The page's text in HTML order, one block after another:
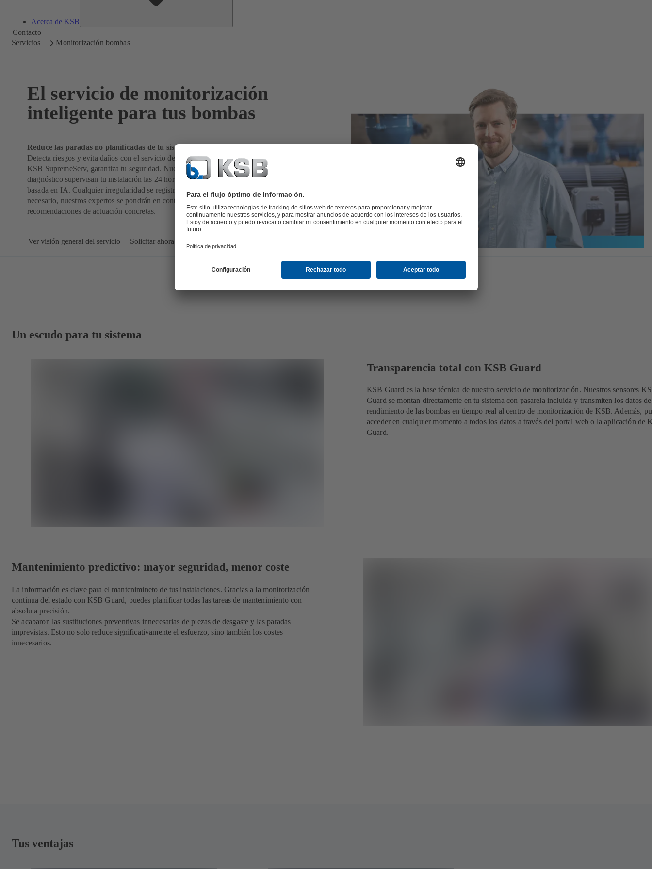
Acerca de KSB
Contacto
Servicios
Monitorización bombas
El servicio de monitorización
inteligente para tus bombas
Reduce las paradas no planificadas de tu sistema hasta en un 70 %
Detecta riesgos y evita daños con el servicio de monitorización inteligente de
KSB SupremeServ, garantiza tu seguridad. Nuestros especialistas en
diagnóstico supervisan tu instalación las 24 horas del día mediante tecnología
basada en IA. Cualquier irregularidad se registra y analiza de inmediato. Si es
necesario, nuestros expertos se pondrán en contacto contigo con
recomendaciones de actuación concretas.
Ver visión general del servicio Solicitar ahora
Un escudo para tu sistema
Transparencia total con KSB Guard
KSB Guard es la base técnica de nuestro servicio de monitorización. Nuestros sensores
Guard se montan directamente en tu sistema con pasarela incluida y transmiten los datos de
rendimiento de las bombas en tiempo real al centro de monitorización de KSB. Además,
acceder en cualquier momento a todos los datos a través del portal web o la aplicación de
Guard.
Mantenimiento predictivo: mayor seguridad, menor coste
La información es clave para el mantenimineto de tus instalaciones. Gracias a la monitorización
continua del estado con KSB Guard, puedes planificar todas las tareas de mantenimiento con
absoluta precisión.
Se acabaron las sustituciones preventivas innecesarias de piezas de desgaste y las paradas
imprevistas. Esto no solo reduce significativamente el esfuerzo, sino también los costes
innecesarios.
Tus ventajas